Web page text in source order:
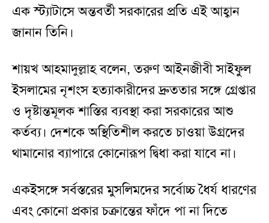
এক স্ট্যাটাসে অন্তবর্তী সরকারের প্রতি এই আহ্বান
জানান তিনি।
শায়খ আহমাদুল্লাহ বলেন, তরুণ আইনজীবী সাইফুল
ইসলামের নৃশংস হত্যাকারীদের দ্রুততার সঙ্গে গ্রেপ্তার
ও দৃষ্টান্তমূলক শাস্তির ব্যবস্থা করা সরকারের আশু
কর্তব্য। দেশকে অস্থিতিশীল করতে চাওয়া উগ্রদের
থামানোর ব্যাপারে কোনোরূপ দ্বিধা করা যাবে না।
একইসঙ্গে সর্বস্তরের মুসলিমদের সর্বোচ্চ ধৈর্য ধারণের
এবং কোনো প্রকার চক্রান্তের ফাঁদে পা না দিতে